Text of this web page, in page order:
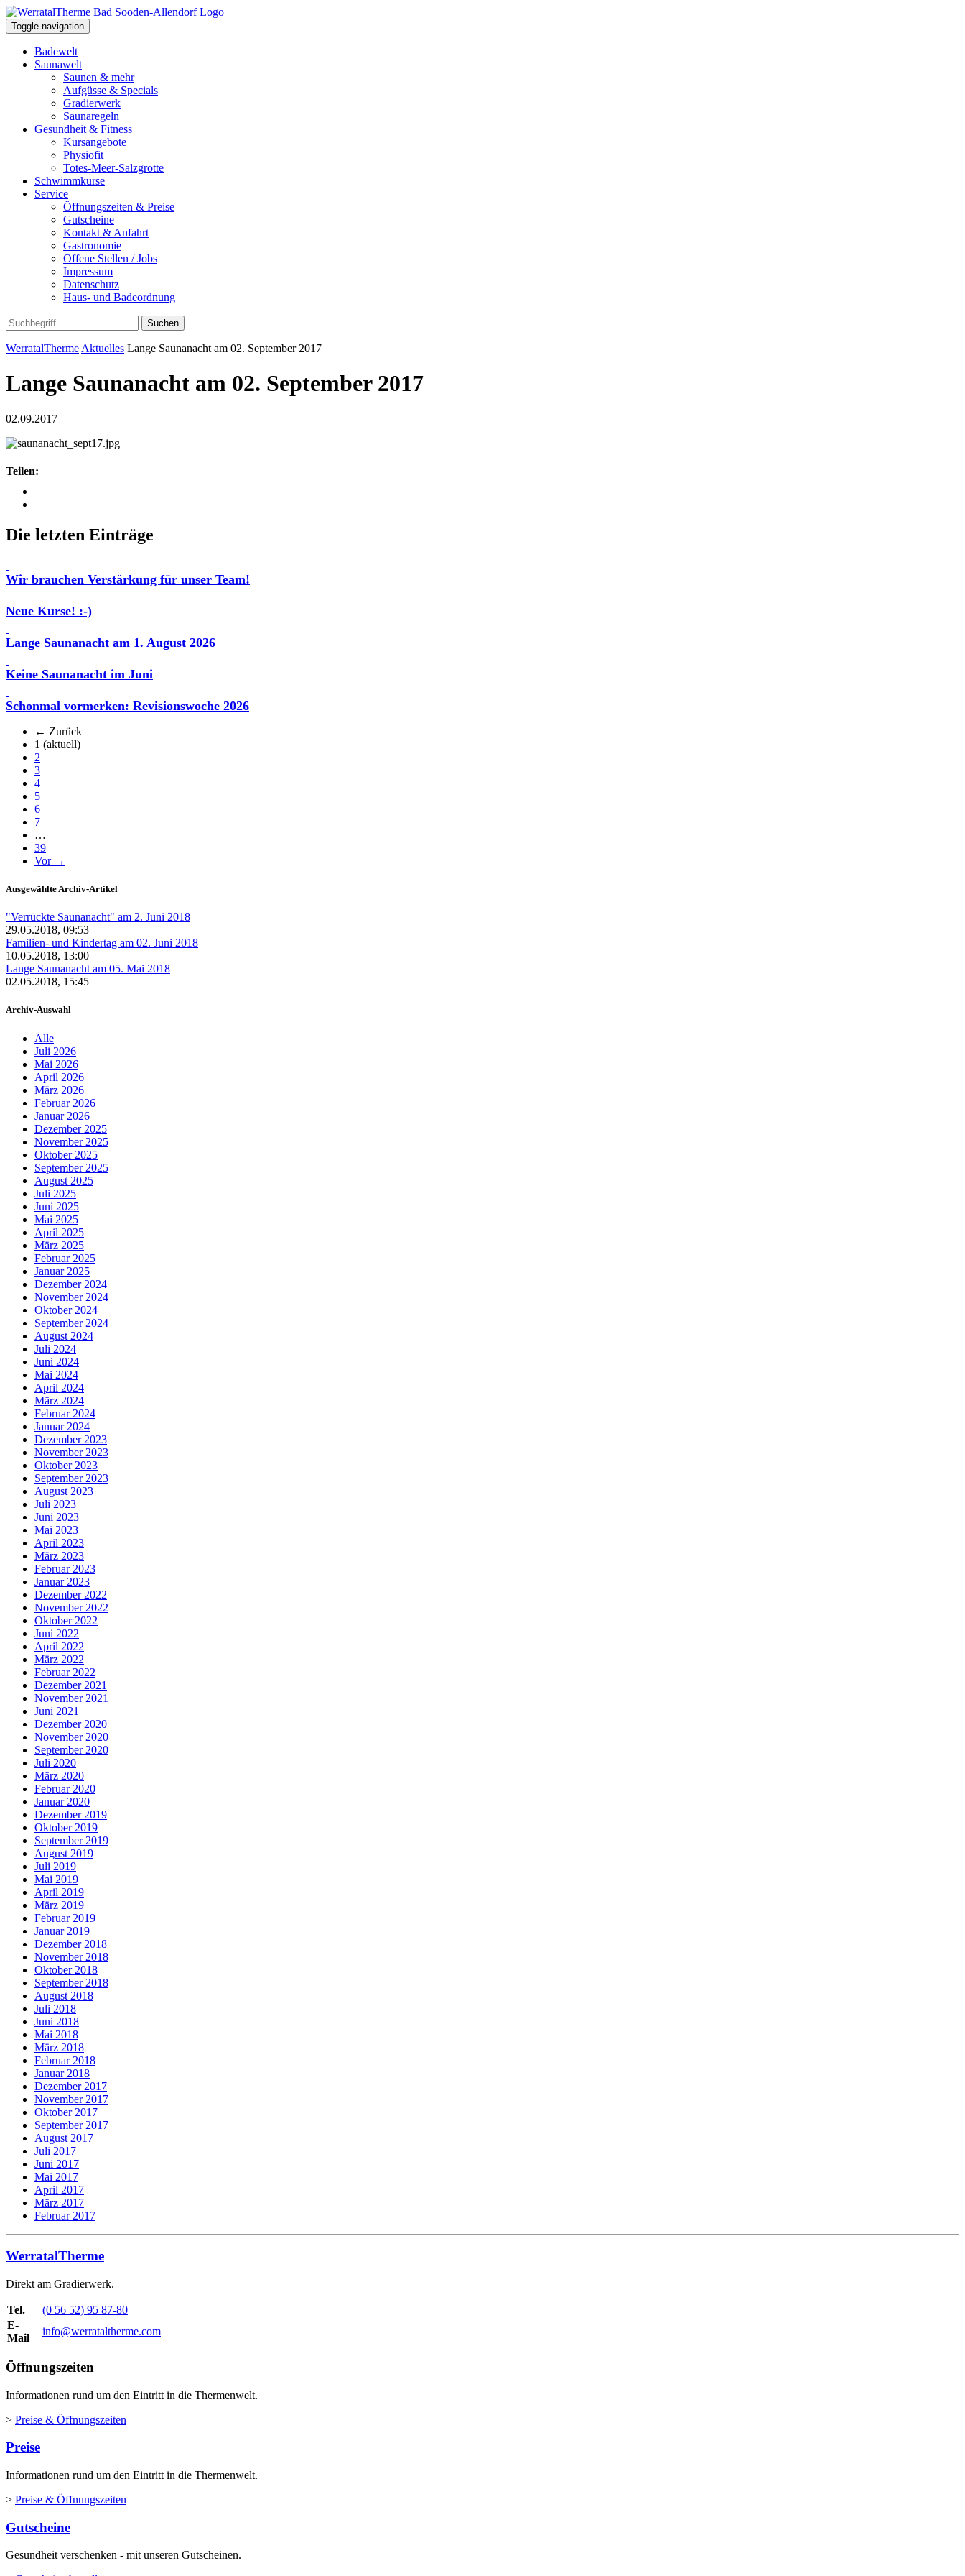
Toggle navigation
Badewelt
Saunawelt
Saunen & mehr
Aufgüsse & Specials
Gradierwerk
Saunaregeln
Gesundheit & Fitness
Kursangebote
Physiofit
Totes-Meer-Salzgrotte
Schwimmkurse
Service
Öffnungszeiten & Preise
Gutscheine
Kontakt & Anfahrt
Gastronomie
Offene Stellen / Jobs
Impressum
Datenschutz
Haus- und Badeordnung
Suchen
WerratalTherme Aktuelles Lange Saunanacht am 02. September 2017
Lange Saunanacht am 02. September 2017
02.09.2017
Teilen:
Die letzten Einträge
Wir brauchen Verstärkung für unser Team!
Neue Kurse! :-)
Lange Saunanacht am 1. August 2026
Keine Saunanacht im Juni
Schonmal vormerken: Revisionswoche 2026
← Zurück
1 (aktuell)
2
3
4
5
6
7
…
39
Vor →
Ausgewählte Archiv-Artikel
"Verrückte Saunanacht" am 2. Juni 2018
29.05.2018, 09:53
Familien- und Kindertag am 02. Juni 2018
10.05.2018, 13:00
Lange Saunanacht am 05. Mai 2018
02.05.2018, 15:45
Archiv-Auswahl
Alle
Juli 2026
Mai 2026
April 2026
März 2026
Februar 2026
Januar 2026
Dezember 2025
November 2025
Oktober 2025
September 2025
August 2025
Juli 2025
Juni 2025
Mai 2025
April 2025
März 2025
Februar 2025
Januar 2025
Dezember 2024
November 2024
Oktober 2024
September 2024
August 2024
Juli 2024
Juni 2024
Mai 2024
April 2024
März 2024
Februar 2024
Januar 2024
Dezember 2023
November 2023
Oktober 2023
September 2023
August 2023
Juli 2023
Juni 2023
Mai 2023
April 2023
März 2023
Februar 2023
Januar 2023
Dezember 2022
November 2022
Oktober 2022
Juni 2022
April 2022
März 2022
Februar 2022
Dezember 2021
November 2021
Juni 2021
Dezember 2020
November 2020
September 2020
Juli 2020
März 2020
Februar 2020
Januar 2020
Dezember 2019
Oktober 2019
September 2019
August 2019
Juli 2019
Mai 2019
April 2019
März 2019
Februar 2019
Januar 2019
Dezember 2018
November 2018
Oktober 2018
September 2018
August 2018
Juli 2018
Juni 2018
Mai 2018
März 2018
Februar 2018
Januar 2018
Dezember 2017
November 2017
Oktober 2017
September 2017
August 2017
Juli 2017
Juni 2017
Mai 2017
April 2017
März 2017
Februar 2017
WerratalTherme
Direkt am Gradierwerk.
Tel.
(0 56 52) 95 87-80
E-
Mail
info@werrataltherme.com
Öffnungszeiten
Informationen rund um den Eintritt in die Thermenwelt.
> Preise & Öffnungszeiten
Preise
Informationen rund um den Eintritt in die Thermenwelt.
> Preise & Öffnungszeiten
Gutscheine
Gesundheit verschenken - mit unseren Gutscheinen.